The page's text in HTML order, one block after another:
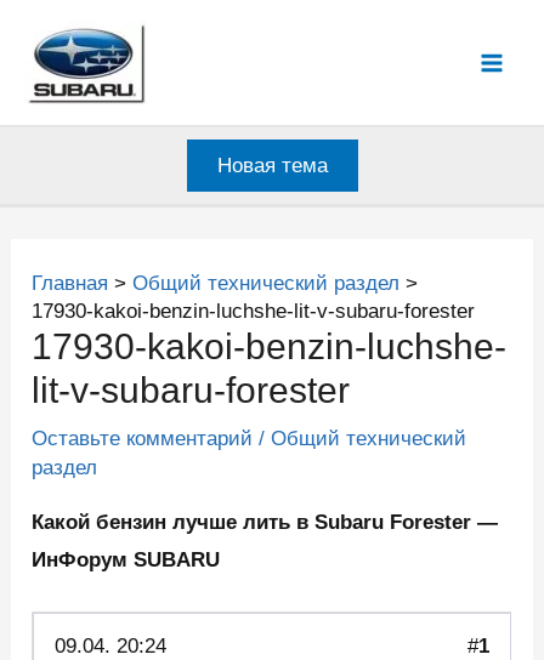
содержимому
Новая тема
Главная
Общий технический раздел
17930-kakoi-benzin-luchshe-lit-v-subaru-forester
17930-kakoi-benzin-luchshe-
lit-v-subaru-forester
Оставьте комментарий /Общий технический
раздел
Какой бензин лучше лить в Subaru Forester —
ИнФорум SUBARU
09.04. 20:24 #1